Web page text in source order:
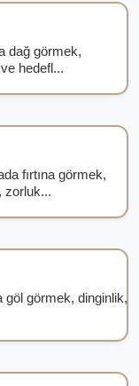
dağ görmek,
ve hedefl...
fırtına görmek,
zorluk...
görmek, dinginlik,